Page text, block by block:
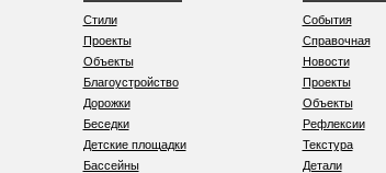
Стили
Проекты
Объекты
Благоустройство
Дорожки
Беседки
Детские площадки
Бассейны
События
Справочная
Новости
Проекты
Объекты
Рефлексии
Текстура
Детали